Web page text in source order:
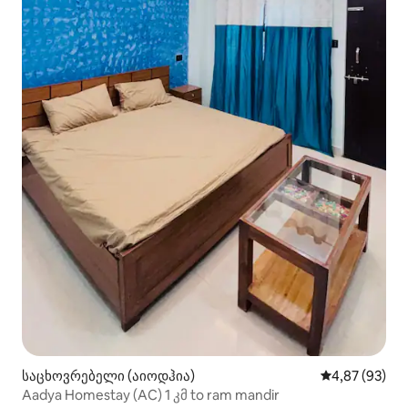
საცხოვრებელი (აიოდჰია) საშუალო
4,87 (93)
Aadya Homestay (AC) 1 კმ to ram mandir